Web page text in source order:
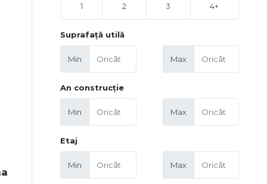
1 2 3 4+
Suprafață utilă
Min Max
An construcție
Min Max
Etaj
Min Max